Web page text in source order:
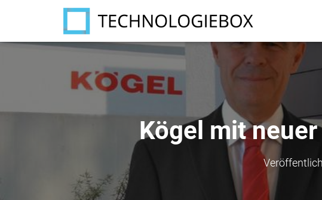
Kögel mit